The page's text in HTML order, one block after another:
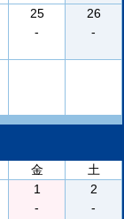
25
-
26
-
金
土
1
-
2
-